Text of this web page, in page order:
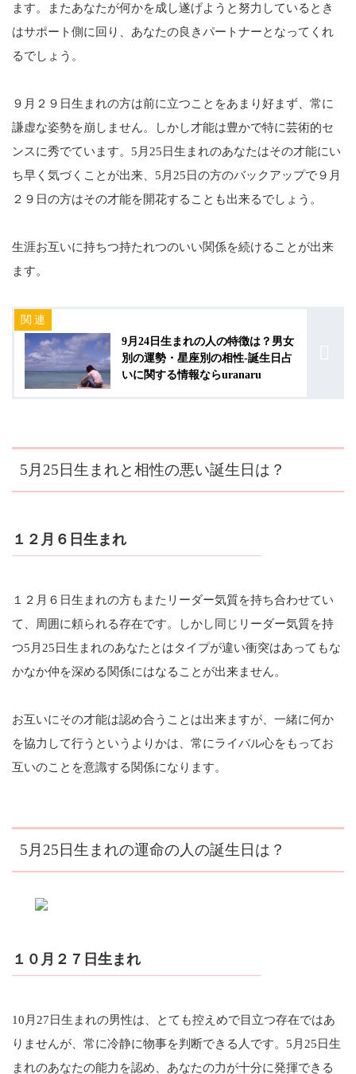
ます。またあなたが何かを成し遂げようと努力しているとき
はサポート側に回り、あなたの良きパートナーとなってくれ
るでしょう。
９月２９日生まれの方は前に立つことをあまり好まず、常に
謙虚な姿勢を崩しません。しかし才能は豊かで特に芸術的セ
ンスに秀でています。5月25日生まれのあなたはその才能にい
ち早く気づくことが出来、5月25日の方のバックアップで９月
２９日の方はその才能を開花することも出来るでしょう。
生涯お互いに持ちつ持たれつのいい関係を続けることが出来
ます。
9月24日生まれの人の特徴は？男女
別の運勢・星座別の相性-誕生日占
いに関する情報ならuranaru
5月25日生まれと相性の悪い誕生日は？
１２月６日生まれ
１２月６日生まれの方もまたリーダー気質を持ち合わせてい
て、周囲に頼られる存在です。しかし同じリーダー気質を持
つ5月25日生まれのあなたとはタイプが違い衝突はあってもな
かなか仲を深める関係にはなることが出来ません。
お互いにその才能は認め合うことは出来ますが、一緒に何か
を協力して行うというよりかは、常にライバル心をもってお
互いのことを意識する関係になります。
5月25日生まれの運命の人の誕生日は？
１０月２７日生まれ
10月27日生まれの男性は、とても控えめで目立つ存在ではあ
りませんが、常に冷静に物事を判断できる人です。5月25日生
まれのあなたの能力を認め、あなたの力が十分に発揮できる